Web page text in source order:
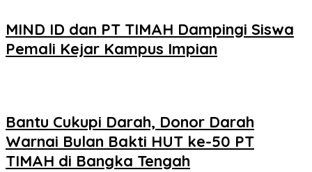
MIND ID dan PT TIMAH Dampingi Siswa
Pemali Kejar Kampus Impian
Bantu Cukupi Darah, Donor Darah
Warnai Bulan Bakti HUT ke-50 PT
TIMAH di Bangka Tengah